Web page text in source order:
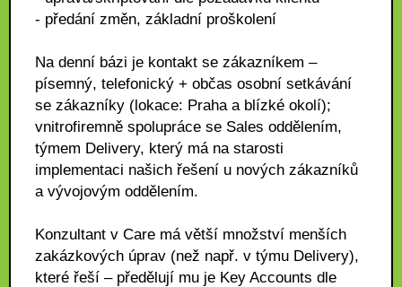
- předání změn, základní proškolení
Na denní bázi je kontakt se zákazníkem –
písemný, telefonický + občas osobní setkávání
se zákazníky (lokace: Praha a blízké okolí);
vnitrofiremně spolupráce se Sales oddělením,
týmem Delivery, který má na starosti
implementaci našich řešení u nových zákazníků
a vývojovým oddělením.
Konzultant v Care má větší množství menších
zakázkových úprav (než např. v týmu Delivery),
které řeší – předělují mu je Key Accounts dle